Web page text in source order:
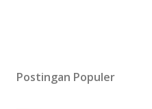
Postingan Populer